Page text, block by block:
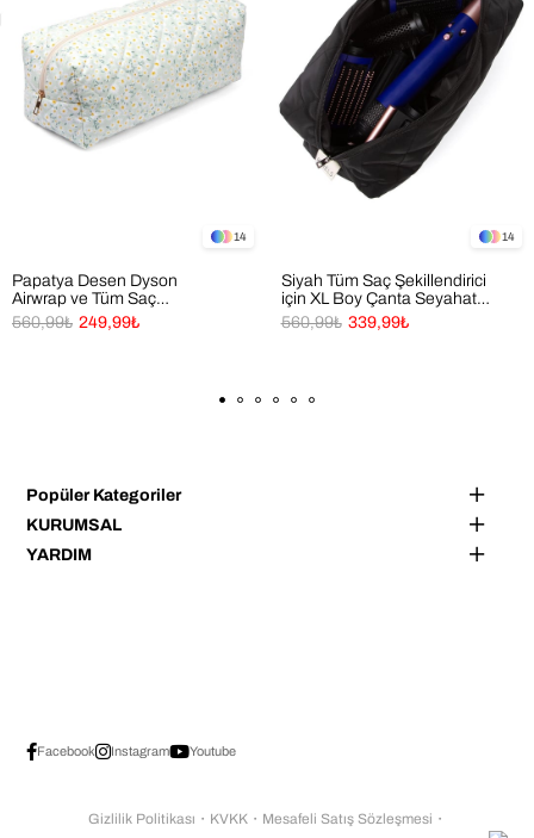
14
Papatya Desen Dyson
Airwrap ve Tüm Saç
Şekillendiriniz için XL Boy
Çanta Seyahat Çantası
249,99₺
560,99₺
14
Siyah Tüm Saç Şekillendirici
için XL Boy Çanta Seyahat
Çantası 339,99₺
560,99₺
Popüler Kategoriler
KURUMSAL
YARDIM
Facebook Instagram Youtube
Gizlilik Politikası ・ KVKK ・ Mesafeli Satış Sözleşmesi ・